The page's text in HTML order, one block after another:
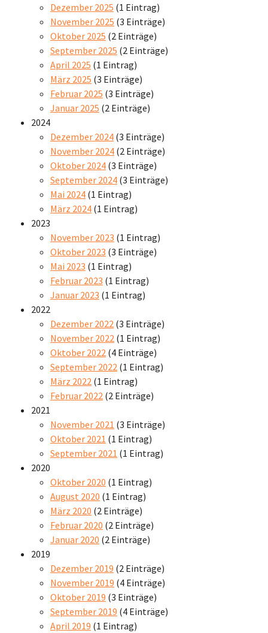
Dezember 2025 (1 Eintrag)
November 2025 (3 Einträge)
Oktober 2025 (2 Einträge)
September 2025 (2 Einträge)
April 2025 (1 Eintrag)
März 2025 (3 Einträge)
Februar 2025 (3 Einträge)
Januar 2025 (2 Einträge)
2024
Dezember 2024 (3 Einträge)
November 2024 (2 Einträge)
Oktober 2024 (3 Einträge)
September 2024 (3 Einträge)
Mai 2024 (1 Eintrag)
März 2024 (1 Eintrag)
2023
November 2023 (1 Eintrag)
Oktober 2023 (3 Einträge)
Mai 2023 (1 Eintrag)
Februar 2023 (1 Eintrag)
Januar 2023 (1 Eintrag)
2022
Dezember 2022 (3 Einträge)
November 2022 (1 Eintrag)
Oktober 2022 (4 Einträge)
September 2022 (1 Eintrag)
März 2022 (1 Eintrag)
Februar 2022 (2 Einträge)
2021
November 2021 (3 Einträge)
Oktober 2021 (1 Eintrag)
September 2021 (1 Eintrag)
2020
Oktober 2020 (1 Eintrag)
August 2020 (1 Eintrag)
März 2020 (2 Einträge)
Februar 2020 (2 Einträge)
Januar 2020 (2 Einträge)
2019
Dezember 2019 (2 Einträge)
November 2019 (4 Einträge)
Oktober 2019 (3 Einträge)
September 2019 (4 Einträge)
April 2019 (1 Eintrag)